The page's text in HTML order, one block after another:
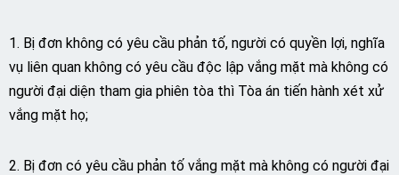
1. Bị đơn không có yêu cầu phản tố, người có quyền lợi, nghĩa
vụ liên quan không có yêu cầu độc lập vắng mặt mà không có
người đại diện tham gia phiên tòa thì Tòa án tiến hành xét xử
vắng mặt họ;
2. Bị đơn có yêu cầu phản tố vắng mặt mà không có người đại